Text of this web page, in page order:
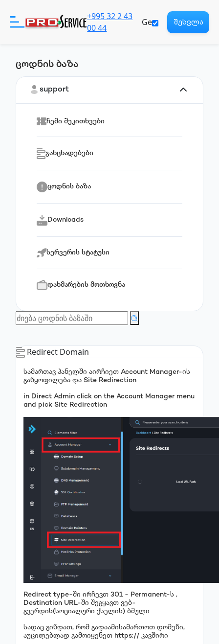
რეგისტრაცია
+995 32 2 43
00 44
Ge შესვლა
ცოდნის ბაზა
support
ჩემი შეკითხვები
განცხადებები
ცოდნის ბაზა
Downloads
სერვერის სტატუსი
დახმარების მოთხოვნა
Redirect Domain
სამართავ პანელში აირჩიეთ Account Manager-ის
განყოფილება და Site Redirection
in Direct Admin click on the Account Manager menu
and pick Site Redirection
Redirect type-ში ირჩევთ 301 - Permanent-ს ,
Destination URL-ში შეგყავთ ვებ-
გვერდის(სოციალური ქსელის) ბმული
სადაც გინდათ, რომ გადაამისამართოთ დომენი,
აუცილებლად გამოიყენეთ https:// კავშირი